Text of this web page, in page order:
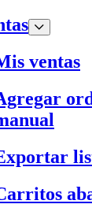
ventas